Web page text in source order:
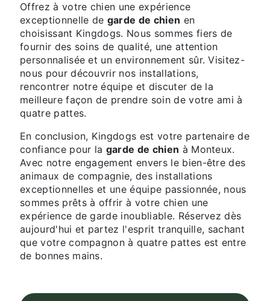
Offrez à votre chien une expérience
exceptionnelle de garde de chien en
choisissant Kingdogs. Nous sommes fiers de
fournir des soins de qualité, une attention
personnalisée et un environnement sûr. Visitez-
nous pour découvrir nos installations,
rencontrer notre équipe et discuter de la
meilleure façon de prendre soin de votre ami à
quatre pattes.
En conclusion, Kingdogs est votre partenaire de
confiance pour la garde de chien à Monteux.
Avec notre engagement envers le bien-être des
animaux de compagnie, des installations
exceptionnelles et une équipe passionnée, nous
sommes prêts à offrir à votre chien une
expérience de garde inoubliable. Réservez dès
aujourd'hui et partez l'esprit tranquille, sachant
que votre compagnon à quatre pattes est entre
de bonnes mains.